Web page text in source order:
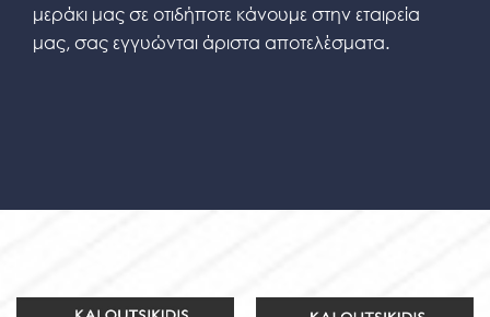
μεράκι μας σε οτιδήποτε κάνουμε στην εταιρεία
μας, σας εγγυώνται άριστα αποτελέσματα.